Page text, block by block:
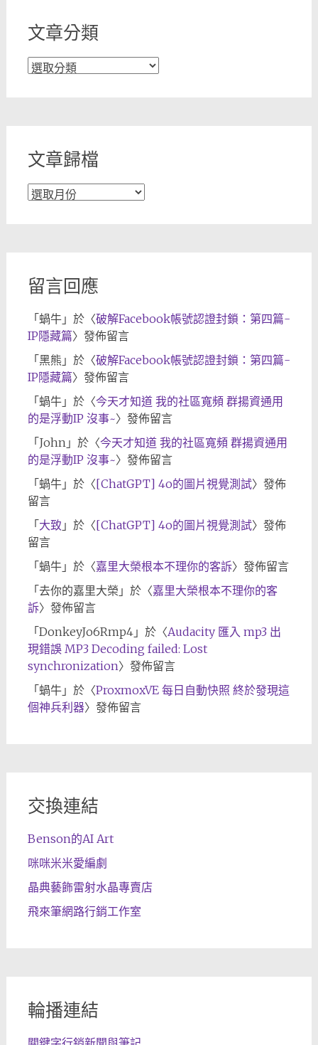
文章分類
文
文章歸檔
文
留言回應
「蝸牛」於〈破解Facebook帳號認證封鎖：第四篇-
IP隱藏篇〉發佈留言
「黑熊 」於〈破解Facebook帳號認證封鎖：第四篇-
IP隱藏篇〉發佈留言
「蝸牛」於〈今天才知道 我的社區寬頻 群揚資通用
的是浮動IP 沒事~〉發佈留言
「John 」於〈今天才知道 我的社區寬頻 群揚資通用
的是浮動IP 沒事~〉發佈留言
「蝸牛」於〈[ChatGPT] 4o的圖片視覺測試〉發佈
留言
「大致 」於〈[ChatGPT] 4o的圖片視覺測試〉發佈
留言
「蝸牛」於〈嘉里大榮根本不理你的客訴〉發佈留言
「去你的嘉里大榮 」於〈嘉里大榮根本不理你的客
訴〉發佈留言
「DonkeyJo6Rmp4」於〈Audacity 匯入 mp3 出
現錯誤 MP3 Decoding failed: Lost
synchronization〉發佈留言
「蝸牛」於〈ProxmoxVE 每日自動快照 終於發現這
個神兵利器〉發佈留言
交換連結
Benson的AI Art
咪咪米米愛編劇
晶典藝飾雷射水晶專賣店
飛來筆網路行銷工作室
輪播連結